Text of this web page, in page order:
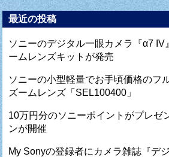
最近の投稿
ソニーのデジタル一眼カメラ『α7 IV
ームレンズキットが発売
ソニーの小型軽量でお手頃価格のフ
ズームレンズ「SEL100400」
10万円分のソニーポイントがプレゼ
ンが開催
My Sonyの登録者にカメラ雑誌『デ